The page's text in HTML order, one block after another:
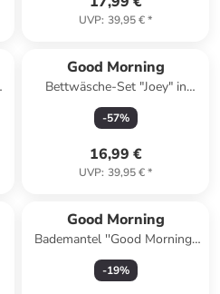
UVP: 39,95 €*
Good Morning
Bettwäsche-Set "Joey" in
Türkis/ Bunt
-57%
16,99 €
UVP: 39,95 €*
Good Morning
Bademantel ''Good Morning''
in Petrol
-19%